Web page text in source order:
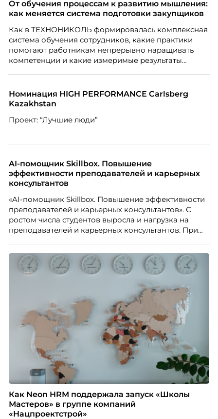
подсказывает интуиция. Автор свежего выпуска
People Analytics, приглашённый лектор НИУ ВШЭ и
МИФИ, автор книги «Дао женской карьеры».
От обучения процессам к развитию мышления:
как меняется система подготовки закупщиков
Как в ТЕХНОНИКОЛЬ формировалась комплексная
система обучения сотрудников, какие практики
помогают работникам непрерывно наращивать
компетенции и какие измеримые результаты
закупкам направления «Минеральная изоляция»
компании ТЕХНОНИКОЛЬ.
Номинация HIGH PERFORMANCE Carlsberg
Kazakhstan
Проект: “Лучшие люди”
AI-помощник Skillbox. Повышение
эффективности преподавателей и карьерных
консультантов
«AI-помощник Skillbox. Повышение эффективности
преподавателей и карьерных консультантов». С
ростом числа студентов выросла и нагрузка на
преподавателей и карьерных консультантов. При
повысить эффективность сотрудников, ускорить
процессы, сохранить качество поддержки и
масштабироваться без роста команды. Так и
появился AI-помощник, встроенный в платформу
Как Neon HRM поддержала запуск «Школы
Мастеров» в группе компаний
«Нацпроектстрой»